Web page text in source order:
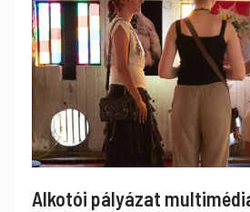
Alkotói pályázat